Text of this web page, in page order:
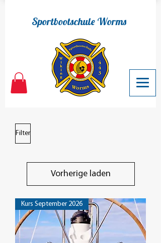
Sportbootschule Worms
Filter
Vorherige laden
Kurs September 2026